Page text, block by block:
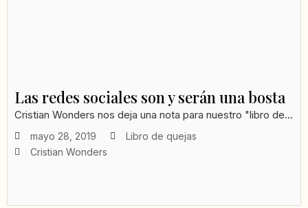
Las redes sociales son y serán una bosta
Cristian Wonders nos deja una nota para nuestro "libro de...
mayo 28, 2019
Libro de quejas
Cristian Wonders